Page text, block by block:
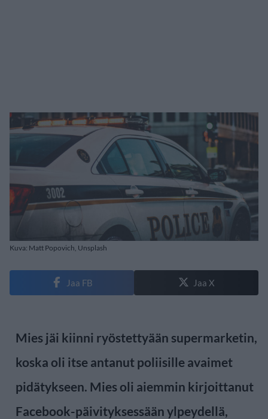
Kuva: Matt Popovich, Unsplash
Jaa FB Jaa X
Mies jäi kiinni ryöstettyään supermarketin,
koska oli itse antanut poliisille avaimet
pidätykseen. Mies oli aiemmin kirjoittanut
Facebook-päivityksessään ylpeydellä,